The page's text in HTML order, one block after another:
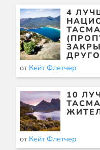
4
от Кейт Флетчер
10
от Кейт Флетчер